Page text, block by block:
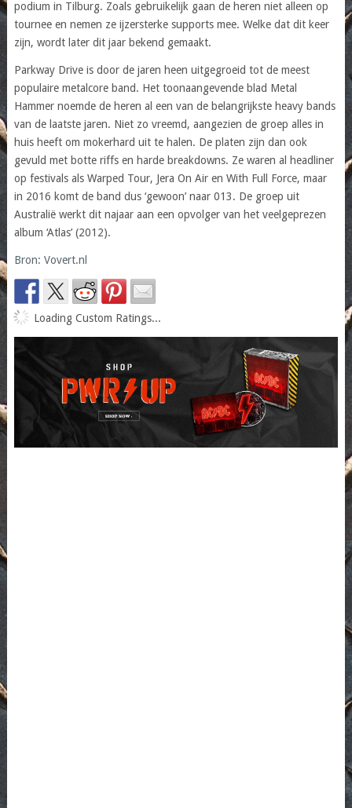
podium in Tilburg. Zoals gebruikelijk gaan de heren niet alleen op
tournee en nemen ze ijzersterke supports mee. Welke dat dit keer
zijn, wordt later dit jaar bekend gemaakt.
Parkway Drive is door de jaren heen uitgegroeid tot de meest
populaire metalcore band. Het toonaangevende blad Metal
Hammer noemde de heren al een van de belangrijkste heavy bands
van de laatste jaren. Niet zo vreemd, aangezien de groep alles in
huis heeft om mokerhard uit te halen. De platen zijn dan ook
gevuld met botte riffs en harde breakdowns. Ze waren al headliner
op festivals als Warped Tour, Jera On Air en With Full Force, maar
in 2016 komt de band dus ‘gewoon’ naar 013. De groep uit
Australië werkt dit najaar aan een opvolger van het veelgeprezen
album ‘Atlas’ (2012).
Bron: Vovert.nl
Loading Custom Ratings...